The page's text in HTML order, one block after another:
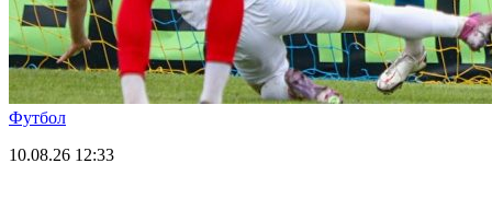
Футбол
10.08.26 12:33